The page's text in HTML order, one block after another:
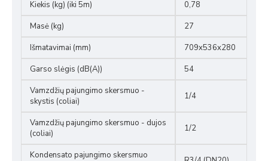
Kiekis (kg) (iki 5m)
0,78
Masė (kg)
27
Išmatavimai (mm)
709x536x280
Garso slėgis (dB(A))
54
Vamzdžių pajungimo skersmuo -
skystis (coliai)
1/4
Vamzdžių pajungimo skersmuo - dujos
(coliai)
1/2
Kondensato pajungimo skersmuo